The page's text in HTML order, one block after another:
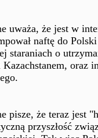
uważa, że jest w
naftę do
staraniach o
oraz
pisze, że teraz jest
przyszłość